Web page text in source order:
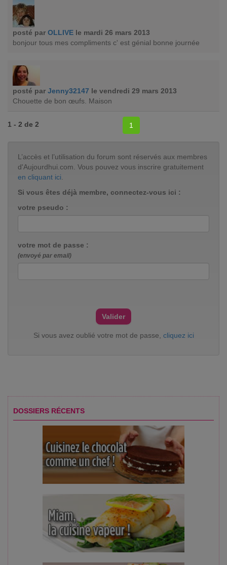
posté par OLLIVE le mardi 26 mars 2013
bonjour tous mes compliments c' est génial bonne journée
posté par Jenny32147 le vendredi 29 mars 2013
Chouette de bon œufs. Maison
1 - 2 de 2 1
L’accès et l’utilisation du forum sont réservés aux membres
d'Aujourdhui.com. Vous pouvez vous inscrire gratuitement
en cliquant ici.
Si vous êtes déjà membre, connectez-vous ici :
votre pseudo :
votre mot de passe :
(envoyé par email)
Si vous avez oublié votre mot de passe, cliquez ici
DOSSIERS RÉCENTS